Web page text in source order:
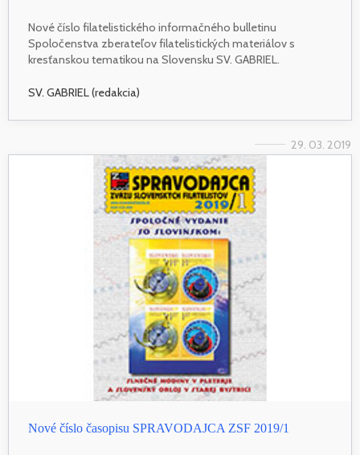
Nové číslo filatelistického informačného bulletinu
Spoločenstva zberateľov filatelistických materiálov s
kresťanskou tematikou na Slovensku SV. GABRIEL.
SV. GABRIEL (redakcia)
29. 03. 2019
Nové číslo časopisu SPRAVODAJCA ZSF 2019/1